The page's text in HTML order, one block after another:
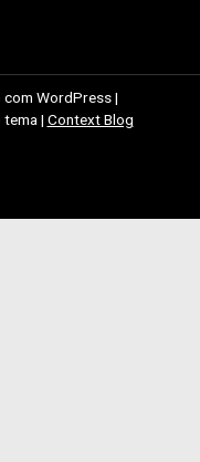
com WordPress|
tema | Context Blog